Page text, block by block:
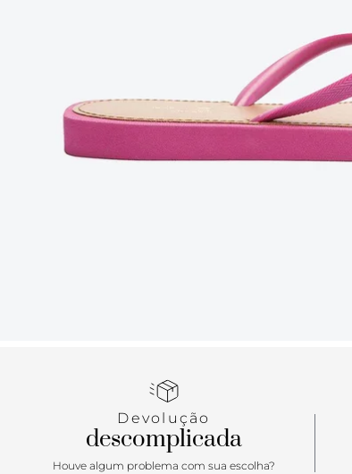
Devolução
descomplicada
Houve algum problema com sua escolha?